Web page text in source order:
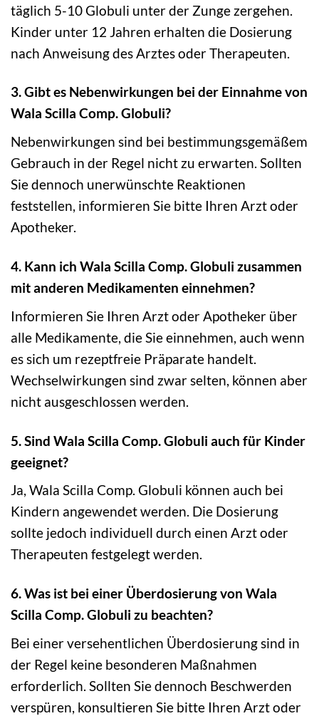
täglich 5-10 Globuli unter der Zunge zergehen.
Kinder unter 12 Jahren erhalten die Dosierung
nach Anweisung des Arztes oder Therapeuten.
3. Gibt es Nebenwirkungen bei der Einnahme von
Wala Scilla Comp. Globuli?
Nebenwirkungen sind bei bestimmungsgemäßem
Gebrauch in der Regel nicht zu erwarten. Sollten
Sie dennoch unerwünschte Reaktionen
feststellen, informieren Sie bitte Ihren Arzt oder
Apotheker.
4. Kann ich Wala Scilla Comp. Globuli zusammen
mit anderen Medikamenten einnehmen?
Informieren Sie Ihren Arzt oder Apotheker über
alle Medikamente, die Sie einnehmen, auch wenn
es sich um rezeptfreie Präparate handelt.
Wechselwirkungen sind zwar selten, können aber
nicht ausgeschlossen werden.
5. Sind Wala Scilla Comp. Globuli auch für Kinder
geeignet?
Ja, Wala Scilla Comp. Globuli können auch bei
Kindern angewendet werden. Die Dosierung
sollte jedoch individuell durch einen Arzt oder
Therapeuten festgelegt werden.
6. Was ist bei einer Überdosierung von Wala
Scilla Comp. Globuli zu beachten?
Bei einer versehentlichen Überdosierung sind in
der Regel keine besonderen Maßnahmen
erforderlich. Sollten Sie dennoch Beschwerden
verspüren, konsultieren Sie bitte Ihren Arzt oder